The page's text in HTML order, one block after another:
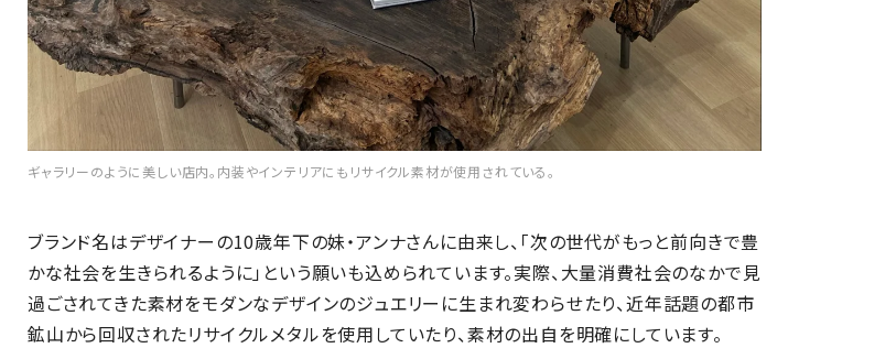
ギャラリーのように美しい店内。内装やインテリアにもリサイクル素材が使用されている。
ブランド名はデザイナーの10歳年下の妹・アンナさんに由来し、「次の世代がもっと前向きで豊
かな社会を生きられるように」という願いも込められています。実際、大量消費社会のなかで見
過ごされてきた素材をモダンなデザインのジュエリーに生まれ変わらせたり、近年話題の都市
鉱山から回収されたリサイクルメタルを使用していたり、素材の出自を明確にしています。